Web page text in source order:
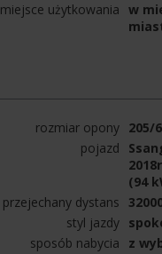
miejsce użytkowania w
rozmiar opony 205/
pojazd
(94
przejechany dystans
styl jazdy
sposób nabycia
z